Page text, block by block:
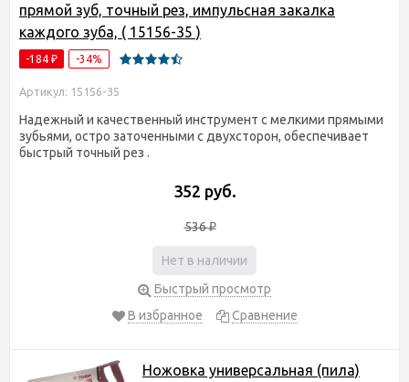
прямой зуб, точный рез, импульсная закалка
каждого зуба, ( 15156-35 )
-184 ₽ -34%
Артикул: 15156-35
Надежный и качественный инструмент с мелкими прямыми
зубьями, остро заточенными с двухсторон, обеспечивает
быстрый точный рез .
352 руб.
536₽
Нет в наличии
Быстрый просмотр
В избранное
Сравнение
Ножовка универсальная (пила)